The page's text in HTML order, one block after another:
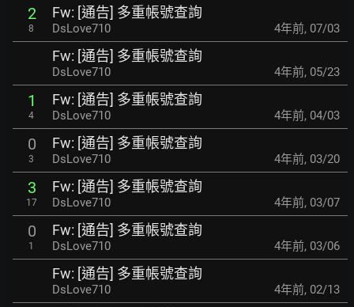
2
8
Fw: [通告] 多重帳號查詢
DsLove710 4年前, 07/03
Fw: [通告] 多重帳號查詢
DsLove710 4年前, 05/23
1
4
Fw: [通告] 多重帳號查詢
DsLove710 4年前, 04/03
0
3
Fw: [通告] 多重帳號查詢
DsLove710 4年前, 03/20
3
17
Fw: [通告] 多重帳號查詢
DsLove710 4年前, 03/07
0
1
Fw: [通告] 多重帳號查詢
DsLove710 4年前, 03/06
Fw: [通告] 多重帳號查詢
DsLove710 4年前, 02/13